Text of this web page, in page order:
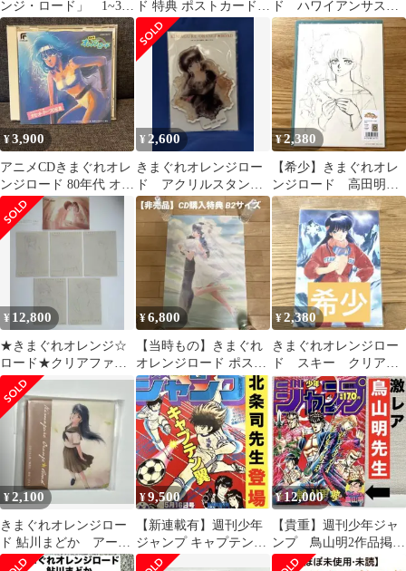
ンジ・ロード」 1~3
巻 全巻セット まつ
もと泉
ド 特典 ポストカード
３種セット 鮎川まどか
檜山ひかる
ド ハワイアンサスペ
ンス ポスター 高田
明美 まつもと泉
¥3,900
アニメCDきまぐれオレ
ンジロード 80年代 オリ
ジナルドラマ ポスター
付 当時物
¥ 2,600
きまぐれオレンジロー
ド アクリルスタンド
(アンブレラ)高田明
美 鮎川まどか 新品
¥2,380
【希少】きまぐれオレ
ンジロード 高田明
美 クリアファイル
鮎川まどか 複製原画
¥ 12,800
★きまぐれオレンジ☆
ロード★クリアファイ
ル★レターヘッド5枚★
¥6,800
【当時もの】きまぐれ
オレンジロード ポスタ
ー B2サイズ まつもと
泉 高田明美
¥2,380
きまぐれオレンジロー
ド スキー クリアフ
ァイル 高田明美 鮎
川まどか
¥2,100
きまぐれオレンジロー
ド 鮎川まどか アート
タイル ① 未使用
¥9,500
【新連載有】週刊少年
ジャンプ キャプテン翼
アラレちゃん 【北条
¥12,000
【貴重】週刊少年ジャ
ンプ 鳥山明2作品掲
載！ 80年代人気漫画